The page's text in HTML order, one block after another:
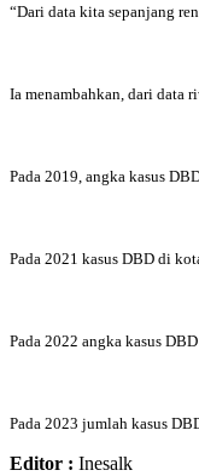
“Dari data kita sepanjang
Ia menambahkan, dari data
Pada 2019, angka kasus
Pada 2021 kasus DBD di
Pada 2022 angka kasus
Pada 2023 jumlah kasus
Editor : Inesalk